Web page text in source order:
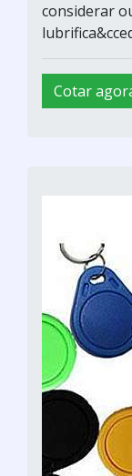
considerar
Cotar